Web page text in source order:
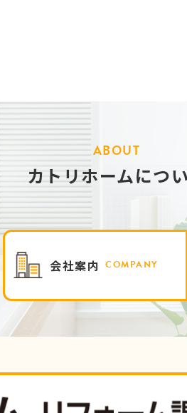
ABOUT
カトリホームにつ
会社案内 COMPANY